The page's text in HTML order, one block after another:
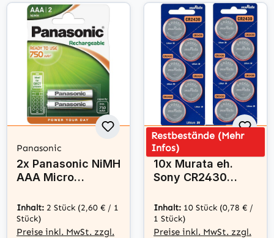
Panasonic
2x Panasonic NiMH
AAA Micro
Akku für DECT
Telefon
Inhalt: 2 Stück (2,60 € / 1
Stück)
Preise inkl. MwSt. zzgl.
Restbestände (Mehr
Infos)
muRata
10x Murata eh.
Sony CR2430
3V - 10 Batterien
Inhalt: 10 Stück (0,78 € /
1 Stück)
Preise inkl. MwSt. zzgl.